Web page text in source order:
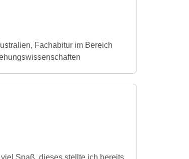
Fachabitur im Bereich
Spaß, dieses stellte ich bereits